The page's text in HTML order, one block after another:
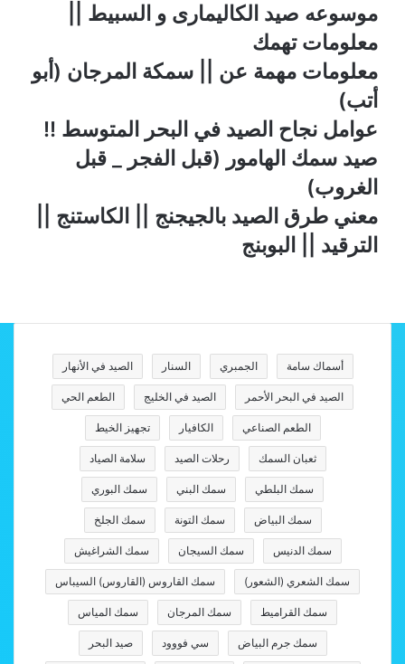
موسوعه صيد الكاليمارى و السبيط ||
معلومات تهمك
معلومات مهمة عن || سمكة المرجان (أبو
أتب)
عوامل نجاح الصيد في البحر المتوسط !!
صيد سمك الهامور (قبل الفجر _ قبل
الغروب)
معني طرق الصيد بالجيجنج || الكاستنج ||
الترقيد || البوبنج
أسماك سامة الجمبري السنار الصيد في الأنهار
الصيد في البحر الأحمر الصيد في الخليج الطعم الحي
الطعم الصناعي الكافيار تجهيز الخيط
ثعبان السمك رحلات الصيد سلامة الصياد
سمك البلطي سمك البني سمك البوري
سمك البياض سمك التونة سمك الجلخ
سمك الدنيس سمك السيجان سمك الشراغيش
سمك الشعري (الشعور) سمك القاروس (القاروس) السيباس
سمك القراميط سمك المرجان سمك المياس
سمك جرم البياض سي فووود صيد البحر